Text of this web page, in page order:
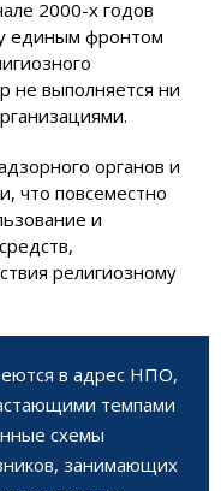
2000-х годов
единым фронтом
не выполняется ни
органов и
что повсеместно
и
религиозному
в адрес НПО,
темпами
схемы
занимающих